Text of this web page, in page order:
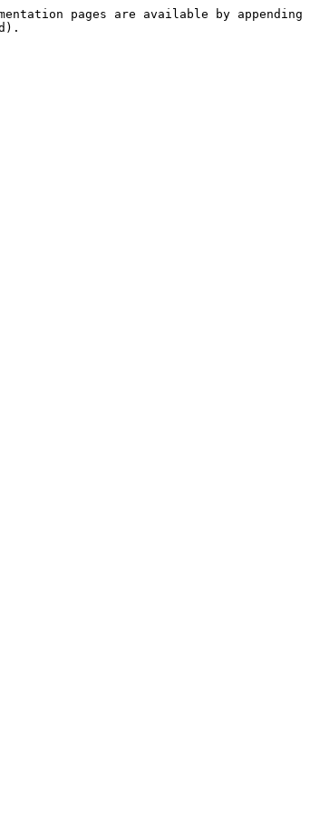
pages are available by appending